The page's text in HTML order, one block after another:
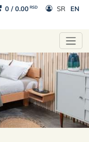
0/0.00 RSD SR EN